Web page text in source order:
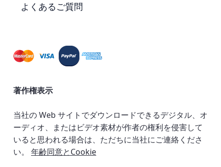
よくあるご質問
著作権表示
当社の Web サイトでダウンロードできるデジタル、オ
ーディオ、またはビデオ素材が作者の権利を侵害して
いると思われる場合は、ただちに当社にご連絡くださ
い。 年齢同意とCookie